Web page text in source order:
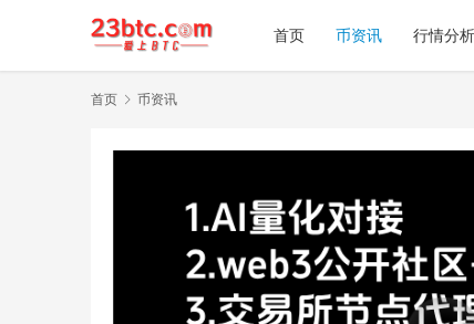
首页 币资讯 行情分析
首页 币资讯